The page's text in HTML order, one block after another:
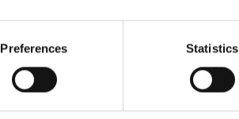
Preferences Statistics